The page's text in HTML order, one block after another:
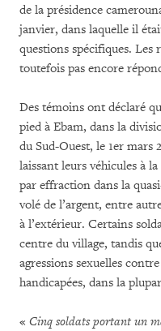
de la présidence
janvier, dans laquelle il
questions spécifiques. Les
toutefois pas encore
Des témoins ont déclaré
pied à Ebam, dans la
du Sud-Ouest, le 1er mars
laissant leurs véhicules à
par effraction dans la
volé de l’argent, entre
à l’extérieur. Certains
centre du village, tandis
agressions sexuelles
handicapées, dans la
« Cinq soldats portant un